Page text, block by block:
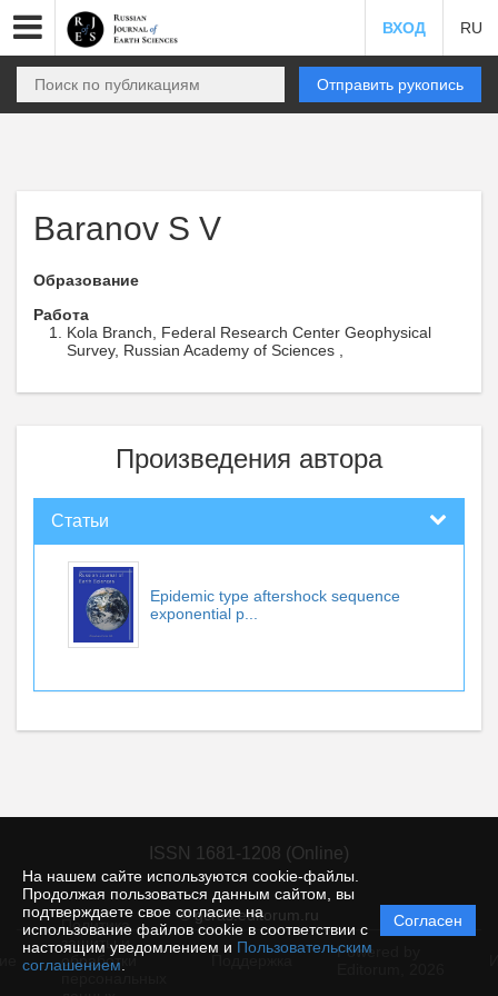
На нашем сайте используются cookie-файлы.
Продолжая пользоваться данным сайтом, вы
подтверждаете свое согласие на
использование файлов cookie в соответствии с
настоящим уведомлением и Пользовательским
соглашением
Согласен
ВХОД RU
Отправить рукопись
Baranov S V
Образование
Работа
Kola Branch, Federal Research Center Geophysical
Survey, Russian Academy of Sciences ,
Произведения автора
Статьи
Epidemic type aftershock sequence
exponential p...
ISSN 1681-1208 (Online)
© gcras.editorum.ru
Политика
защиты и
обработки
Powered by